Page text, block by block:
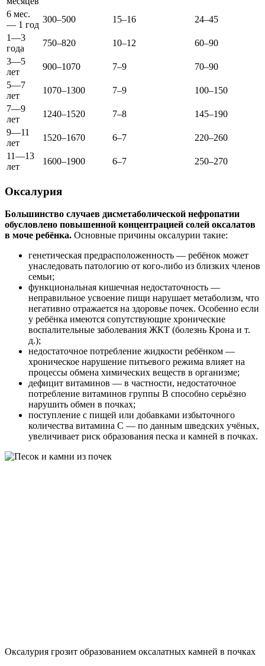
6 мес.
— 1 год
300–500 15–16
24–45
1—3
года
750–820 10–12
60–90
3—5
лет
900–1070 7–9
70–90
5—7
лет
1070–1300 7–9
100–150
7—9
лет
1240–1520 7–8
145–190
9—11
лет
1520–1670 6–7
220–260
11—13
лет
1600–1900 6–7 250–270
Оксалурия
Большинство случаев дисметаболической нефропатии
обусловлено повышенной концентрацией солей оксалатов
в моче ребёнка. Основные причины оксалурии такие:
генетическая предрасположенность — ребёнок может
унаследовать патологию от кого-либо из близких членов
семьи;
функциональная кишечная недостаточность —
неправильное усвоение пищи нарушает метаболизм, что
негативно отражается на здоровье почек. Особенно если
у ребёнка имеются сопутствующие хронические
воспалительные заболевания ЖКТ (болезнь Крона и т.
д.);
недостаточное потребление жидкости ребёнком —
хроническое нарушение питьевого режима влияет на
процессы обмена химических веществ в организме;
дефицит витаминов — в частности, недостаточное
потребление витаминов группы В способно серьёзно
нарушить обмен в почках;
поступление с пищей или добавками избыточного
количества витамина С — по данным шведских учёных,
увеличивает риск образования песка и камней в почках.
Оксалурия грозит образованием оксалатных камней в почках